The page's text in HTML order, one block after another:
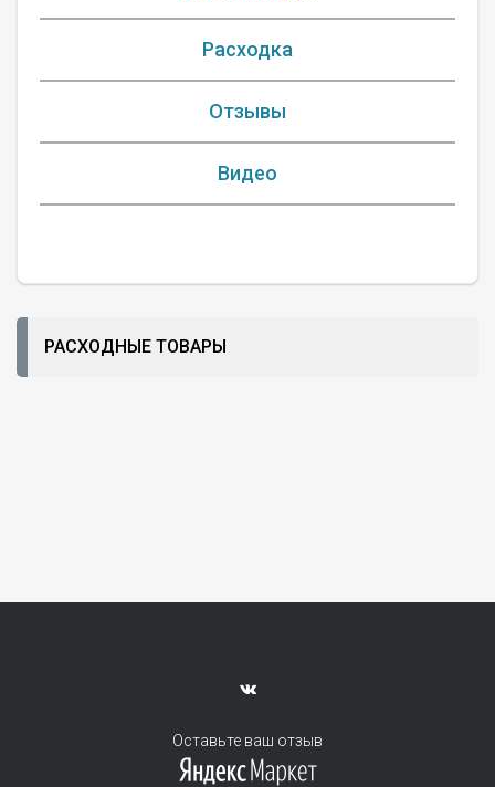
Расходка
Отзывы
Видео
РАСХОДНЫЕ ТОВАРЫ
Оставьте ваш отзыв